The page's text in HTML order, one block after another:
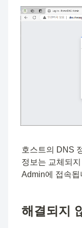
호스트의 DNS
정보는 교체되
Admin에 접속됩
해결되지